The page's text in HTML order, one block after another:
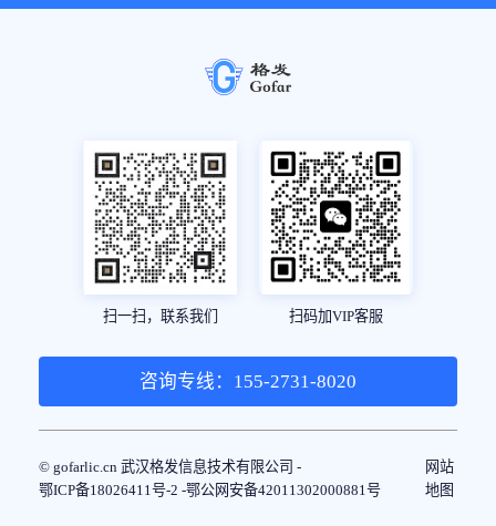
扫一扫，联系我们 扫码加VIP客服
咨询专线：155-2731-8020
© gofarlic.cn 武汉格发信息技术有限公司 -
鄂ICP备18026411号-2 -鄂公网安备42011302000881号
网站
地图